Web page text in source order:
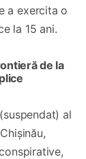
a exercita o
la 15 ani.
de la
al